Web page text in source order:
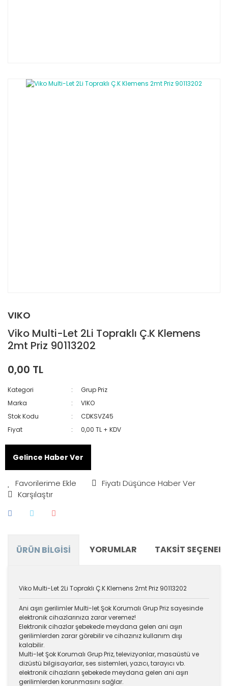
VIKO
Viko Multi-Let 2Li Topraklı Ç.K Klemens
2mt Priz 90113202
0,00 TL
Kategori
Grup Priz
Marka
VIKO
Stok Kodu
CDKSVZ45
Fiyat
0,00 TL + KDV
Gelince Haber Ver
Fiyatı Düşünce Haber Ver
Karşılaştır
ÜRÜN BILGISI YORUMLAR TAKSIT
Viko Multi-Let 2Li Topraklı Ç.K Klemens 2mt Priz 90113202
Ani aşırı gerilimler Multi-let Şok Korumalı Grup Priz sayesinde
elektronik cihazlarınıza zarar veremez!
Elektronik cihazlar şebekede meydana gelen ani aşırı
gerilimlerden zarar görebilir ve cihazınız kullanım dışı
kalabilir.
Multi-let Şok Korumalı Grup Priz, televizyonlar, masaüstü ve
dizüstü bilgisayarlar, ses sistemleri, yazıcı, tarayıcı vb.
elektronik cihazların şebekede meydana gelen ani aşırı
gerilimlerden korunmasını sağlar.